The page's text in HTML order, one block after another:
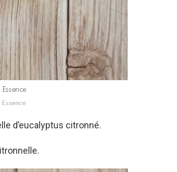
d’eucalyptus citronné.